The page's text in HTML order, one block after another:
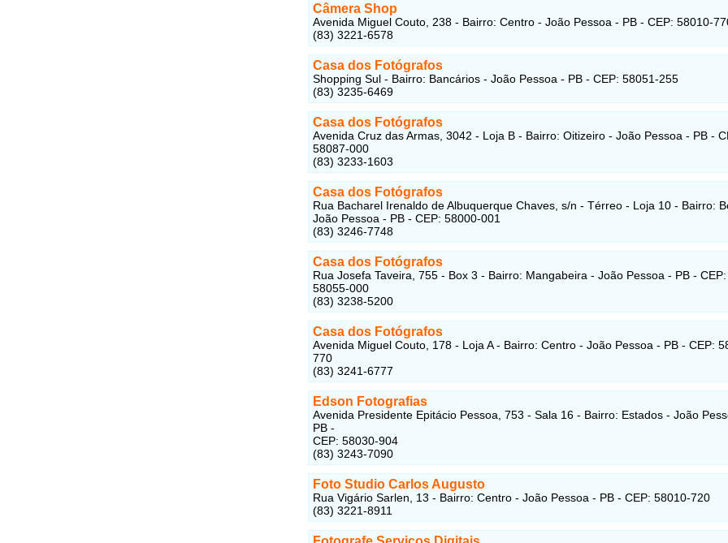
Câmera Shop
Avenida Miguel Couto, 238 - Bairro: Centro - João Pessoa - PB - CEP: 58010-
(83) 3221-6578
Casa dos Fotógrafos
Shopping Sul - Bairro: Bancários - João Pessoa - PB - CEP: 58051-255
(83) 3235-6469
Casa dos Fotógrafos
Avenida Cruz das Armas, 3042 - Loja B - Bairro: Oitizeiro - João Pessoa - PB -
58087-000
(83) 3233-1603
Casa dos Fotógrafos
Rua Bacharel Irenaldo de Albuquerque Chaves, s/n - Térreo - Loja 10 - Bairro:
João Pessoa - PB - CEP: 58000-001
(83) 3246-7748
Casa dos Fotógrafos
Rua Josefa Taveira, 755 - Box 3 - Bairro: Mangabeira - João Pessoa - PB - CEP:
58055-000
(83) 3238-5200
Casa dos Fotógrafos
Avenida Miguel Couto, 178 - Loja A - Bairro: Centro - João Pessoa - PB - CEP:
770
(83) 3241-6777
Edson Fotografias
Avenida Presidente Epitácio Pessoa, 753 - Sala 16 - Bairro: Estados - João
PB -
CEP: 58030-904
(83) 3243-7090
Foto Studio Carlos Augusto
Rua Vigário Sarlen, 13 - Bairro: Centro - João Pessoa - PB - CEP: 58010-720
(83) 3221-8911